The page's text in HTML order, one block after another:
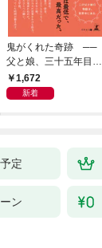
鬼がくれた奇跡 ──
父と娘、三十五年目の
赦し1,672
新着
定
ン